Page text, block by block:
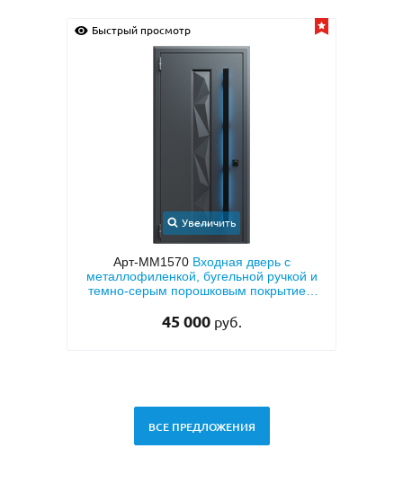
Быстрый просмотр
Увеличить
Арт-ММ1570 Входная дверь с
металлофиленкой, бугельной ручкой и
темно-серым порошковым покрытием
45 000 руб.
ВСЕ ПРЕДЛОЖЕНИЯ